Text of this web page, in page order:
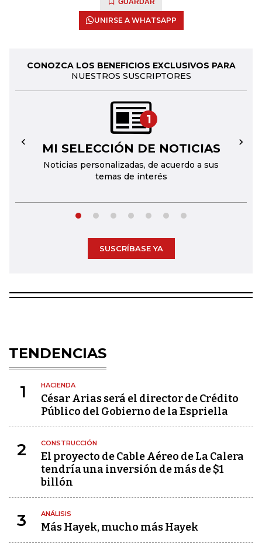
GUARDAR
UNIRSE A WHATSAPP
CONOZCA LOS BENEFICIOS EXCLUSIVOS PARA
NUESTROS SUSCRIPTORES
1
MI SELECCIÓN DE NOTICIAS
Noticias personalizadas, de acuerdo a sus
temas de interés
← →
SUSCRÍBASE YA
TENDENCIAS
1 HACIENDA
César Arias será el director de Crédito
Público del Gobierno de la Espriella
2 CONSTRUCCIÓN
El proyecto de Cable Aéreo de La Calera
tendría una inversión de más de $1
billón
3 ANÁLISIS
Más Hayek, mucho más Hayek